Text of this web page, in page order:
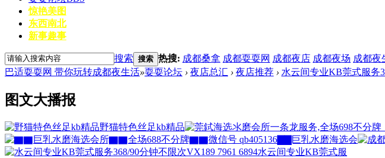
惊艳美图
东西南北
新事趣事
搜索 搜索 热搜: 成都桑拿 成都耍耍网 成都夜店 成都夜场 成都夜
巴适耍耍网 带你玩转成都夜生活»耍耍论坛 › 夜店总汇 › 夜店推荐 › 水云间专业KB莞式服务
图文大播报
野猫特色丝足kb精品
▇▇巨乳水磨海选会
水云间专业KB莞式服